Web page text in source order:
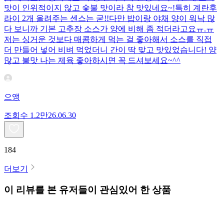
맛이 인위적이지 않고 숯불 맛이라 참 맛있네요~!특히 계란후
라이 2개 올려주는 센스는 굳!! ​다만 밥이랑 야채 양이 워낙 많
다 보니까 기본 고추장 소스가 양에 비해 좀 적더라고요ㅠ.ㅠ
저는 싱거운 것보다 매콤하게 먹는 걸 좋아해서 소스를 직접
더 만들어 넣어 비벼 먹었더니 간이 딱 맞고 맛있었습니다! 양
많고 불맛 나는 제육 좋아하시면 꼭 드셔보세요~^^
으앵
조회수 1.2만26.06.30
184
더보기
이 리뷰를 본 유저들이 관심있어 한 상품